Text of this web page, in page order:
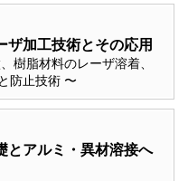
ザ加工技術とその応用
樹脂材料のレーザ溶着、
防止技術 〜
とアルミ・異材溶接へ